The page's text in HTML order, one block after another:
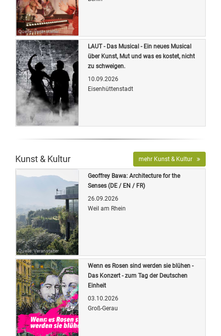
Quelle: Veranstalter
Quelle: Veranstalter
LAUT - Das Musical - Ein neues Musical
über Kunst, Mut und was es kostet, nicht
zu schweigen.
10.09.2026
Eisenhüttenstadt
Kunst & Kultur mehr Kunst & Kultur
Quelle: Veranstalter
Geoffrey Bawa: Architecture for the
Senses (DE / EN / FR)
26.09.2026
Weil am Rhein
Wenn es Rosen sind werden sie blühen -
Das Konzert - zum Tag der Deutschen
Einheit
03.10.2026
Groß-Gerau